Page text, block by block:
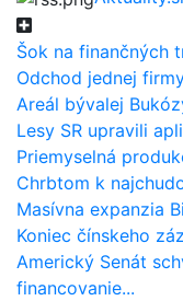
Šok na finančných
Odchod jednej
Areál bývalej
Lesy SR upravili
Priemyselná
Chrbtom k
Masívna expanzia
Koniec čínskeho
Americký Senát
financovanie...